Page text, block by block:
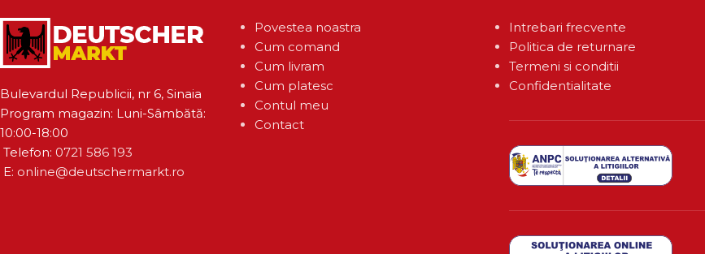
Bulevardul Republicii, nr 6, Sinaia
Program magazin: Luni-Sâmbătă:
10:00-18:00
Telefon: 0721 586 193
E: online@deutschermarkt.ro
Povestea noastra
Cum comand
Cum livram
Cum platesc
Contul meu
Contact
Intrebari frecvente
Politica de returnare
Termeni si conditii
Confidentialitate